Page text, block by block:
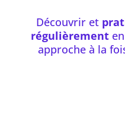
Découvrir et
régulièrement
approche à la